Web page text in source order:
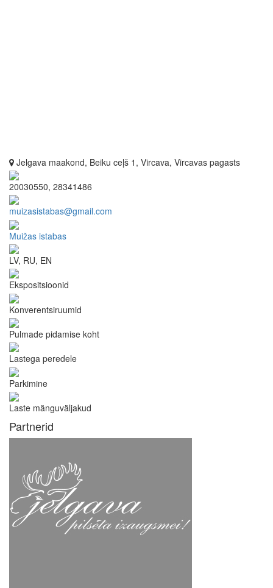
Jelgava maakond, Beiku ceļš 1, Vircava, Vircavas pagasts
20030550, 28341486
muizasistabas@gmail.com
Muižas istabas
LV, RU, EN
Ekspositsioonid
Konverentsiruumid
Pulmade pidamise koht
Lastega peredele
Parkimine
Laste mänguväljakud
Partnerid